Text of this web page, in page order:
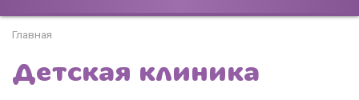
Главная
Детская клиника